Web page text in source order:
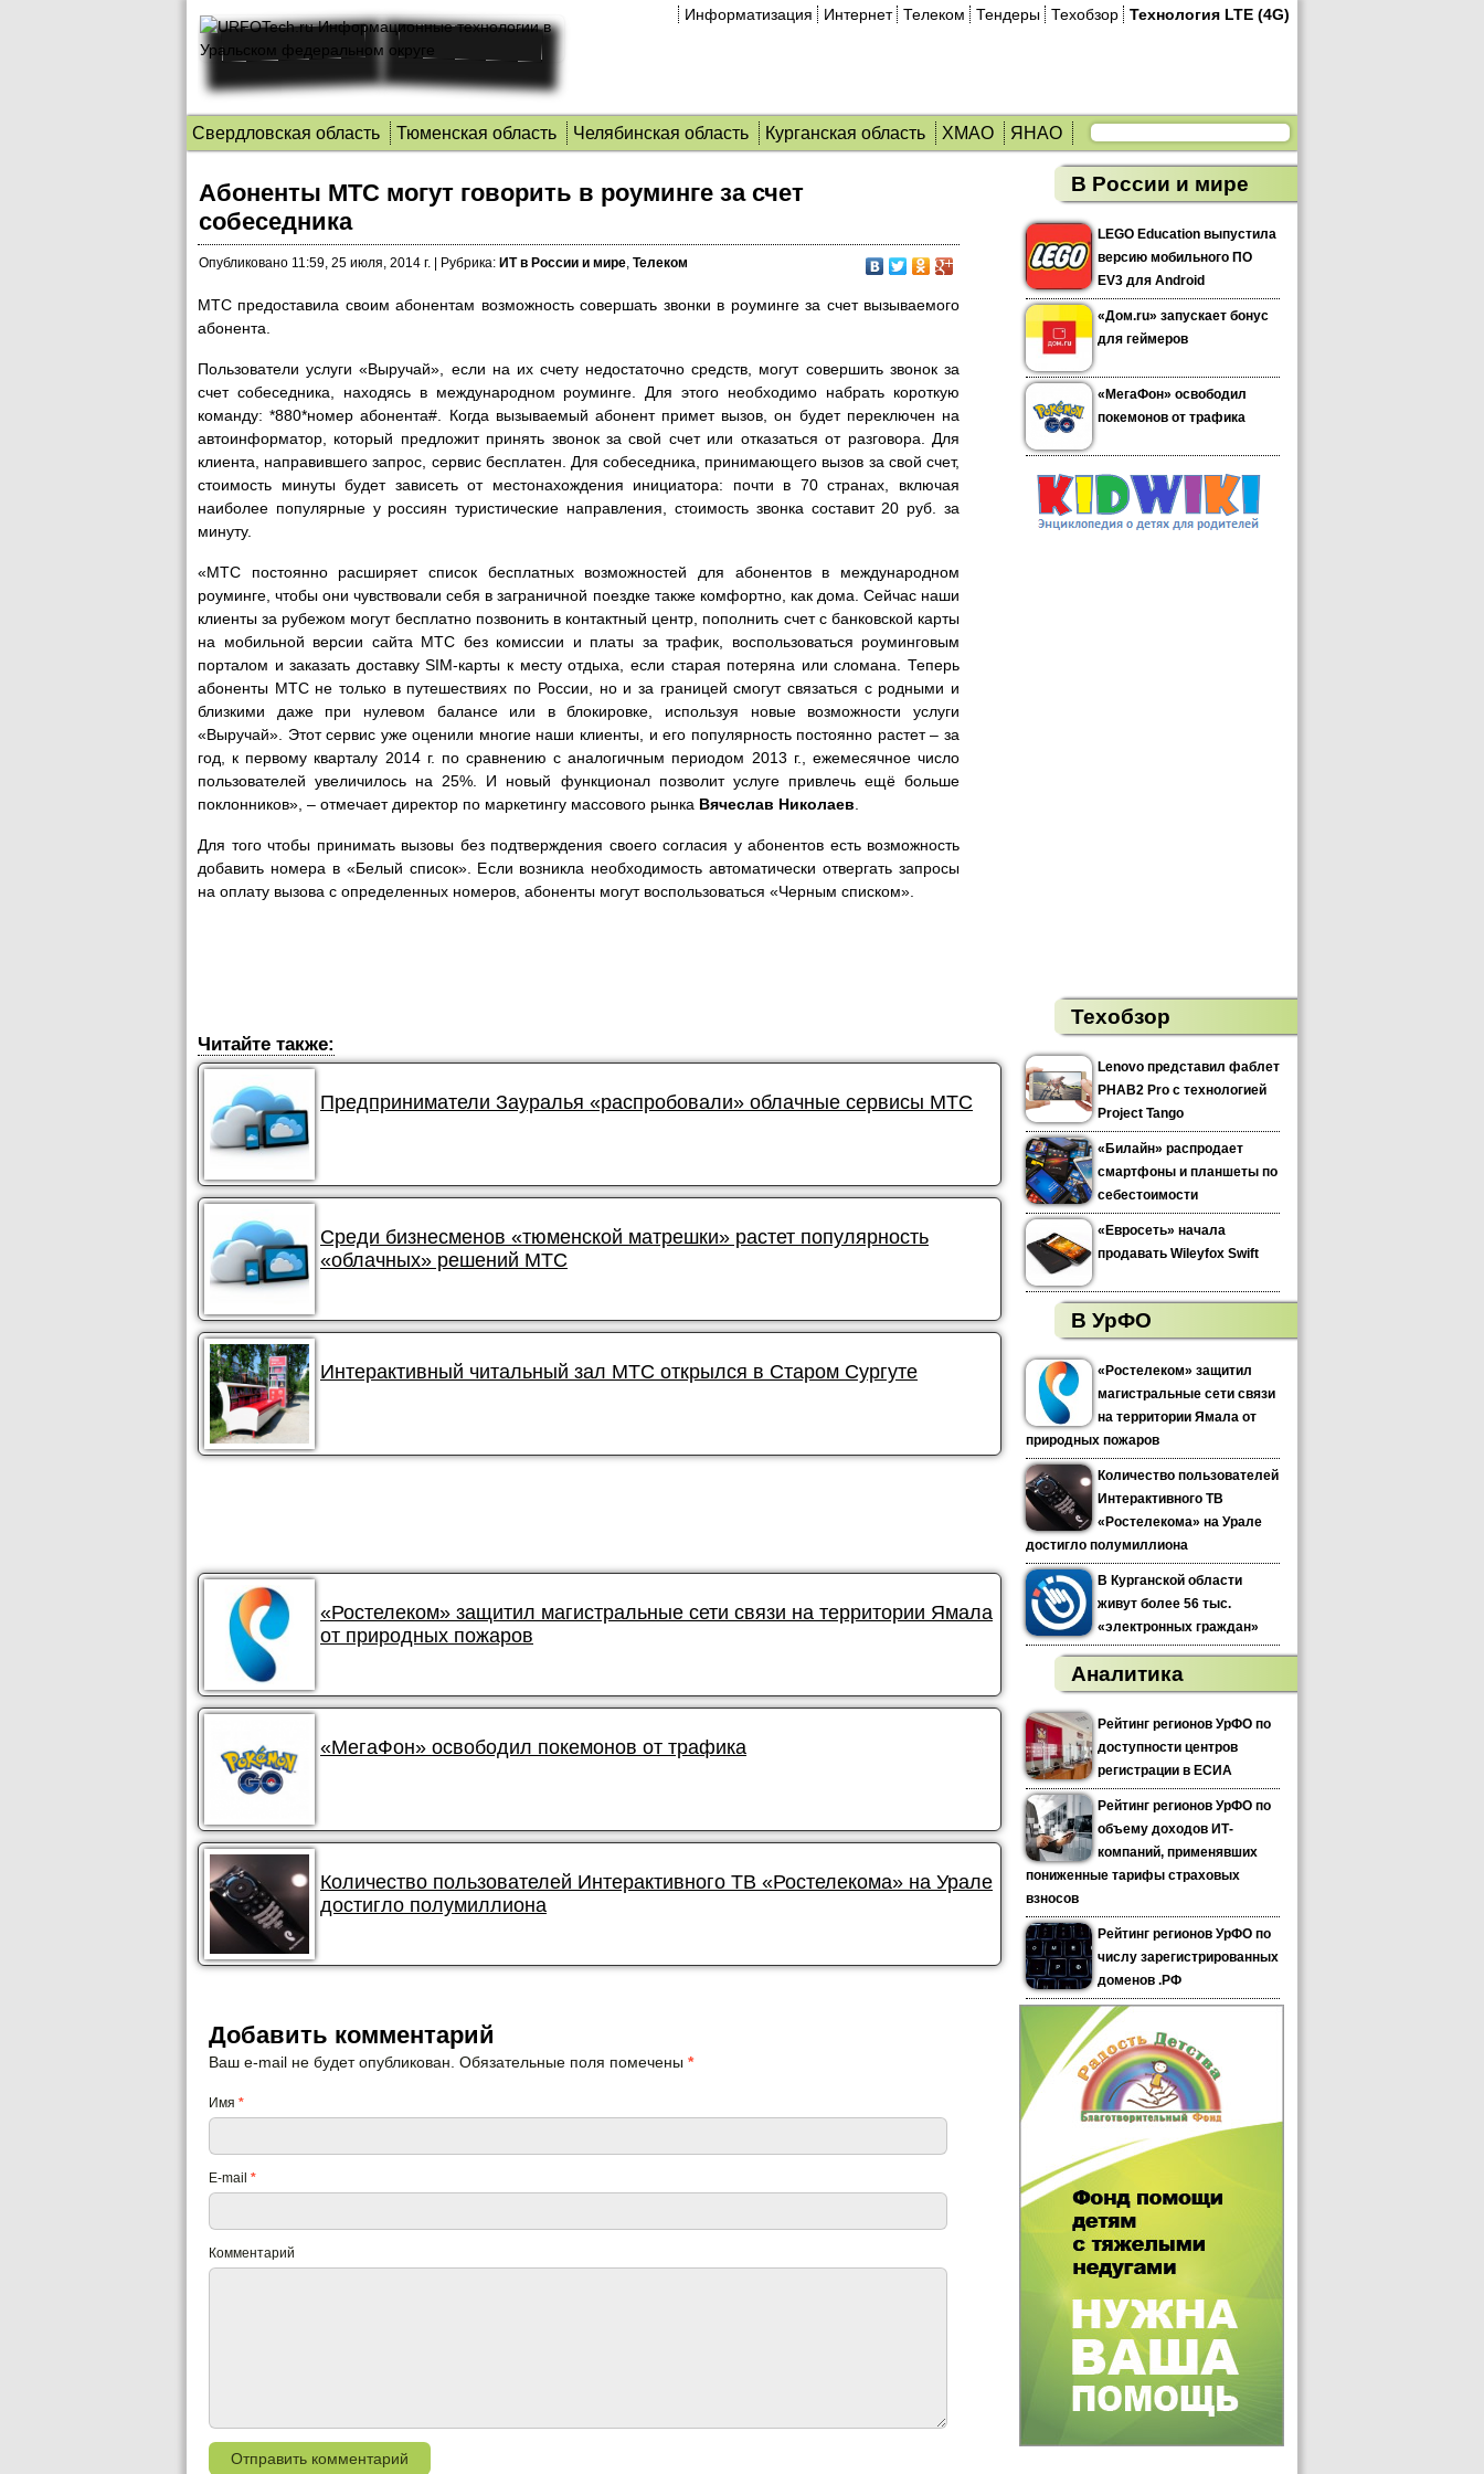
Информатизация Интернет Телеком Тендеры Техобзор Технология LTE (4G)
Свердловская область Тюменская область Челябинская область Курганская область ХМАО ЯНАО
Абоненты МТС могут говорить в роуминге за счет
собеседника
Опубликовано 11:59, 25 июля, 2014 г. Рубрика: ИТ в России и мире, Телеком
МТС предоставила своим абонентам возможность совершать звонки в роуминге за счет вызываемого
абонента.
Пользователи услуги «Выручай», если на их счету недостаточно средств, могут совершить звонок за
счет собеседника, находясь в международном роуминге. Для этого необходимо набрать короткую
команду: *880*номер абонента#. Когда вызываемый абонент примет вызов, он будет переключен на
автоинформатор, который предложит принять звонок за свой счет или отказаться от разговора. Для
клиента, направившего запрос, сервис бесплатен. Для собеседника, принимающего вызов за свой счет,
стоимость минуты будет зависеть от местонахождения инициатора: почти в 70 странах, включая
наиболее популярные у россиян туристические направления, стоимость звонка составит 20 руб. за
минуту.
«МТС постоянно расширяет список бесплатных возможностей для абонентов в международном
роуминге, чтобы они чувствовали себя в заграничной поездке также комфортно, как дома. Сейчас наши
клиенты за рубежом могут бесплатно позвонить в контактный центр, пополнить счет с банковской карты
на мобильной версии сайта МТС без комиссии и платы за трафик, воспользоваться роуминговым
порталом и заказать доставку SIM-карты к месту отдыха, если старая потеряна или сломана. Теперь
абоненты МТС не только в путешествиях по России, но и за границей смогут связаться с родными и
близкими даже при нулевом балансе или в блокировке, используя новые возможности услуги
«Выручай». Этот сервис уже оценили многие наши клиенты, и его популярность постоянно растет – за
год, к первому кварталу 2014 г. по сравнению с аналогичным периодом 2013 г., ежемесячное число
пользователей увеличилось на 25%. И новый функционал позволит услуге привлечь ещё больше
поклонников», – отмечает директор по маркетингу массового рынка Вячеслав Николаев
Для того чтобы принимать вызовы без подтверждения своего согласия у абонентов есть возможность
добавить номера в «Белый список». Если возникла необходимость автоматически отвергать запросы
на оплату вызова с определенных номеров, абоненты могут воспользоваться «Черным списком».
Читайте также:
Предприниматели Зауралья «распробовали» облачные сервисы МТС
Среди бизнесменов «тюменской матрешки» растет популярность
«облачных» решений МТС
Интерактивный читальный зал МТС открылся в Старом Сургуте
«Ростелеком» защитил магистральные сети связи на территории Ямала
от природных пожаров
«МегаФон» освободил покемонов от трафика
Количество пользователей Интерактивного ТВ «Ростелекома» на Урале
достигло полумиллиона
Добавить комментарий
Ваш e-mail не будет опубликован. Обязательные поля помечены *
Имя *
E-mail *
Комментарий
В России и мире
LEGO Education выпустила
версию мобильного ПО
EV3 для Android
«Дом.ru» запускает бонус
для геймеров
«МегаФон» освободил
покемонов от трафика
Техобзор
Lenovo представил фаблет
PHAB2 Pro с технологией
Project Tango
«Билайн» распродает
смартфоны и планшеты по
себестоимости
«Евросеть» начала
продавать Wileyfox Swift
В УрФО
«Ростелеком» защитил
магистральные сети связи
на территории Ямала от
природных пожаров
Количество пользователей
Интерактивного ТВ
«Ростелекома» на Урале
достигло полумиллиона
В Курганской области
живут более 56 тыс.
«электронных граждан»
Аналитика
Рейтинг регионов УрФО по
доступности центров
регистрации в ЕСИА
Рейтинг регионов УрФО по
объему доходов ИТ-
компаний, применявших
пониженные тарифы страховых
взносов
Рейтинг регионов УрФО по
числу зарегистрированных
доменов .РФ